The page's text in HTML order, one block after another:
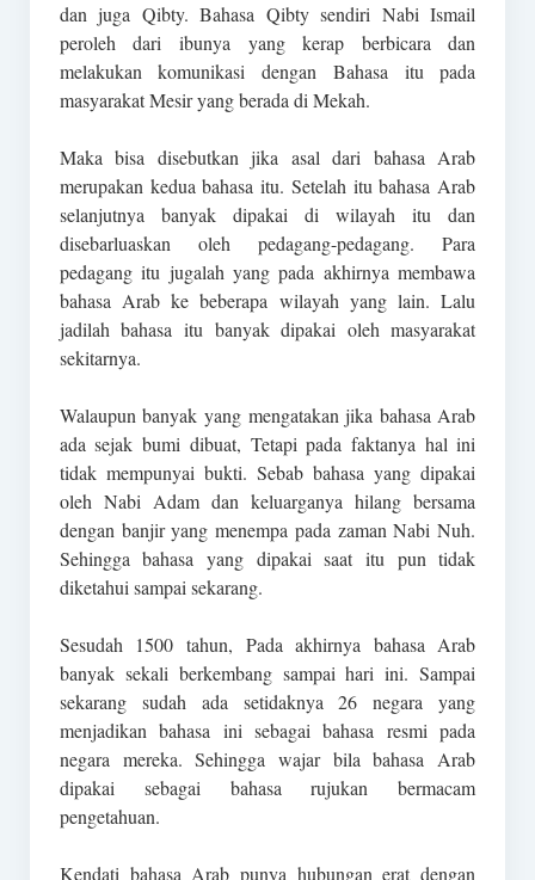
dan juga Qibty. Bahasa Qibty sendiri Nabi Ismail
peroleh dari ibunya yang kerap berbicara dan
melakukan komunikasi dengan Bahasa itu pada
masyarakat Mesir yang berada di Mekah.
Maka bisa disebutkan jika asal dari bahasa Arab
merupakan kedua bahasa itu. Setelah itu bahasa Arab
selanjutnya banyak dipakai di wilayah itu dan
disebarluaskan oleh pedagang-pedagang. Para
pedagang itu jugalah yang pada akhirnya membawa
bahasa Arab ke beberapa wilayah yang lain. Lalu
jadilah bahasa itu banyak dipakai oleh masyarakat
sekitarnya.
Walaupun banyak yang mengatakan jika bahasa Arab
ada sejak bumi dibuat, Tetapi pada faktanya hal ini
tidak mempunyai bukti. Sebab bahasa yang dipakai
oleh Nabi Adam dan keluarganya hilang bersama
dengan banjir yang menempa pada zaman Nabi Nuh.
Sehingga bahasa yang dipakai saat itu pun tidak
diketahui sampai sekarang.
Sesudah 1500 tahun, Pada akhirnya bahasa Arab
banyak sekali berkembang sampai hari ini. Sampai
sekarang sudah ada setidaknya 26 negara yang
menjadikan bahasa ini sebagai bahasa resmi pada
negara mereka. Sehingga wajar bila bahasa Arab
dipakai sebagai bahasa rujukan bermacam
pengetahuan.
Kendati bahasa Arab punya hubungan erat dengan